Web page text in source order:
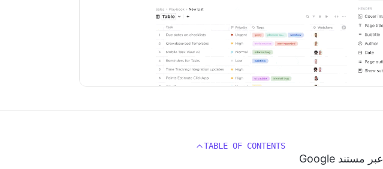
غالبًا ما تكون المشاريع الجماعية والمستندات المشتركة فوضوية. تعليقات متناثرة عبر مستند Google
TABLE OF CONTENTS